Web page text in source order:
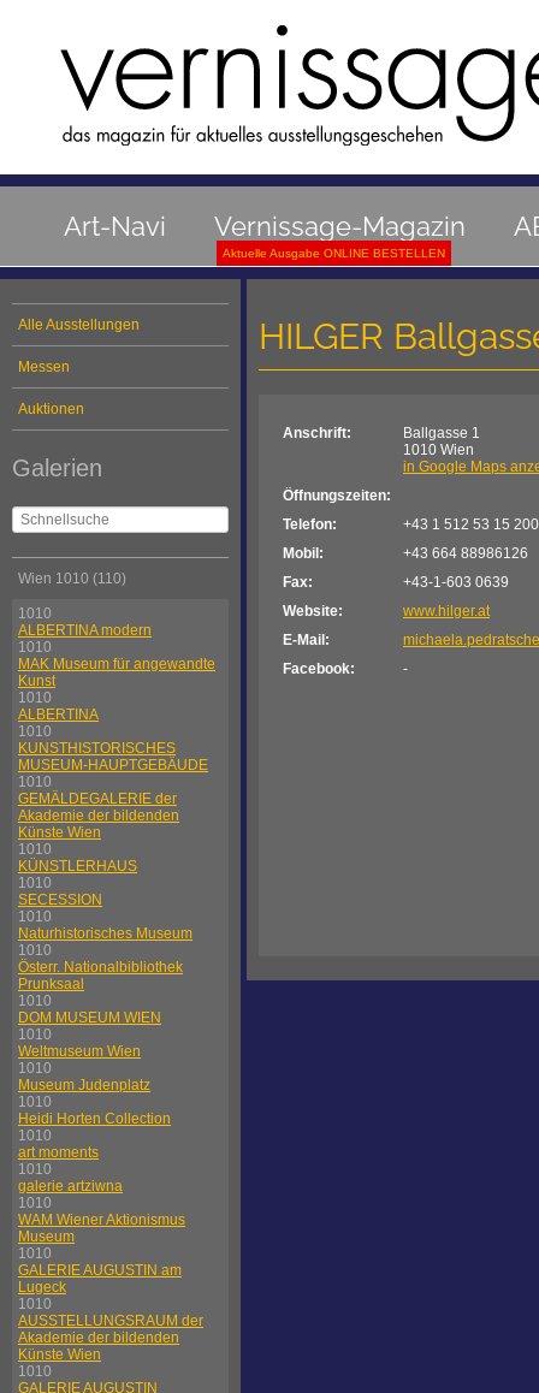
Art-Navi Vernissage-Magazin
Aktuelle Ausgabe ONLINE BESTELLEN
Alle Ausstellungen
Messen
Auktionen
Galerien
Wien 1010 (110)
1010
ALBERTINA modern
1010
MAK Museum für angewandte
Kunst
1010
ALBERTINA
1010
KUNSTHISTORISCHES
MUSEUM-HAUPTGEBÄUDE
1010
GEMÄLDEGALERIE der
Akademie der bildenden
Künste Wien
1010
KÜNSTLERHAUS
1010
SECESSION
1010
Naturhistorisches Museum
1010
Österr. Nationalbibliothek
Prunksaal
1010
DOM MUSEUM WIEN
1010
Weltmuseum Wien
1010
Museum Judenplatz
1010
Heidi Horten Collection
1010
art moments
1010
galerie artziwna
1010
WAM Wiener Aktionismus
Museum
1010
GALERIE AUGUSTIN am
Lugeck
1010
AUSSTELLUNGSRAUM der
Akademie der bildenden
Künste Wien
1010
GALERIE AUGUSTIN
HILGER
Anschrift:
Ballgasse 1
1010 Wien
in Google Maps
Öffnungszeiten:
Telefon:
+43 1 512 53 15 200
Mobil:
+43 664 88986126
Fax:
+43-1-603 0639
Website:
www.hilger.at
E-Mail:
Facebook:
-